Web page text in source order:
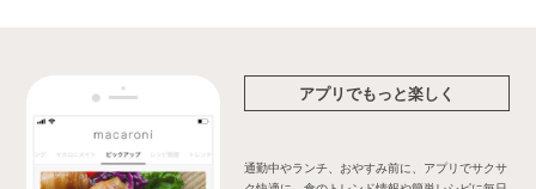
アプリでもっと楽しく
通勤中やランチ、おやすみ前に、アプリでサクサ